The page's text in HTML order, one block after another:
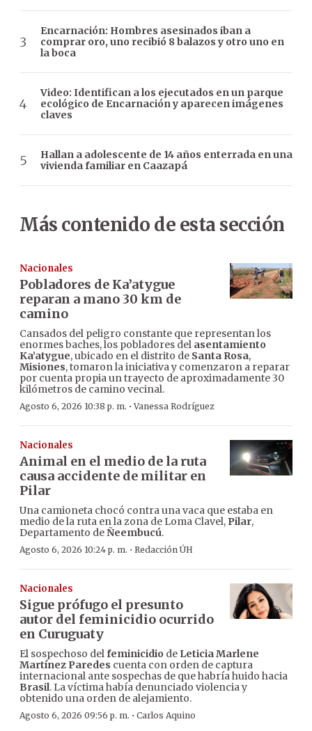
Encarnación: Hombres asesinados iban a
comprar oro, uno recibió 8 balazos y otro uno en
la boca
Video: Identifican a los ejecutados en un parque
ecológico de Encarnación y aparecen imágenes
claves
Hallan a adolescente de 14 años enterrada en una
vivienda familiar en Caazapá
Más contenido de esta sección
Nacionales
Pobladores de Ka’atygue
reparan a mano 30 km de
camino
Cansados del peligro constante que representan los
enormes baches, los pobladores del asentamiento
Ka’atygue, ubicado en el distrito de Santa Rosa,
Misiones, tomaron la iniciativa y comenzaron a reparar
por cuenta propia un trayecto de aproximadamente 30
kilómetros de camino vecinal.
Agosto 6, 2026 10:38 p. m. ·Vanessa Rodríguez
Nacionales
Animal en el medio de la ruta
causa accidente de militar en
Pilar
Una camioneta chocó contra una vaca que estaba en
medio de la ruta en la zona de Loma Clavel, Pilar,
Departamento deÑeembucú.
Agosto 6, 2026 10:24 p. m. · Redacción ÚH
Nacionales
Sigue prófugo el presunto
autor del feminicidio ocurrido
en Curuguaty
El sospechoso delfeminicidio de Leticia Marlene
Martínez Paredes cuenta con orden de captura
internacional ante sospechas de que habría huido hacia
Brasil. La víctima había denunciado violencia y
obtenido una orden de alejamiento.
Agosto 6, 2026 09:56 p. m. · Carlos Aquino